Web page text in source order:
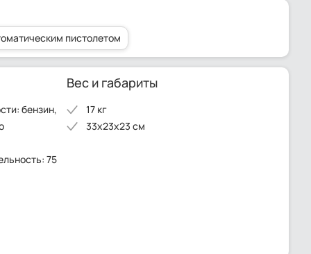
пистолетом
бензин,
75
Вес и габариты
17 кг
33x23x23 см